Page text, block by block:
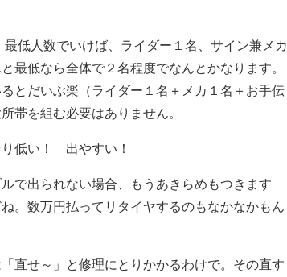
低人数でいけば、ライダー１名、サイン兼メカ
最低なら全体で２名程度でなんとかなります。
とだいぶ楽（ライダー１名＋メカ１名＋お手伝
帯を組む必要はありません。
低い！ 出やすい！
で出られない場合、もうあきらめもつきます
。数万円払ってリタイヤするのもなかなかもん
直せ～」と修理にとりかかるわけで。その直す